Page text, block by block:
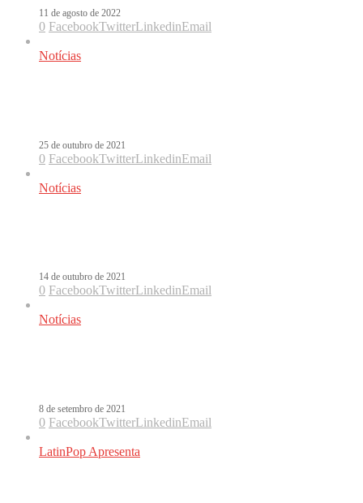
11 de agosto de 2022
0 FacebookTwitterLinkedinEmail
Notícias
25 de outubro de 2021
0 FacebookTwitterLinkedinEmail
Notícias
14 de outubro de 2021
0 FacebookTwitterLinkedinEmail
Notícias
8 de setembro de 2021
0 FacebookTwitterLinkedinEmail
LatinPop Apresenta